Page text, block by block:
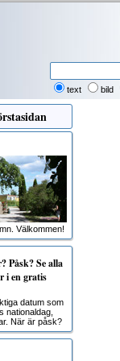
text bild
Välkommen!
Påsk? Se alla
i en gratis
datum som
nationaldag,
När är påsk?